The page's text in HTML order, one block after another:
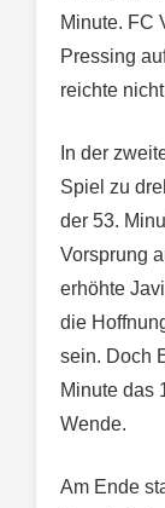
Minute. FC
Pressing
reichte
In der
Spiel zu
der 53.
Vorsprung
erhöhte
die
sein. Doch
Minute das
Wende.
Am Ende